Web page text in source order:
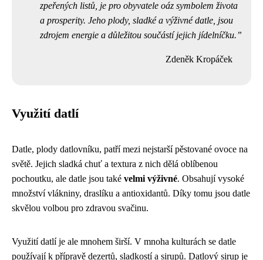
zpeřených listů, je pro obyvatele oáz symbolem života
a prosperity. Jeho plody, sladké a výživné datle, jsou
zdrojem energie a důležitou součástí jejich jídelníčku.
Zdeněk Kropáček
Využití datlí
Datle, plody datlovníku, patří mezi nejstarší pěstované ovoce na
světě. Jejich sladká chuť a textura z nich dělá oblíbenou
pochoutku, ale datle jsou také velmi výživné. Obsahují vysoké
množství vlákniny, draslíku a antioxidantů. Díky tomu jsou datle
skvělou volbou pro zdravou svačinu.
Využití datlí je ale mnohem širší. V mnoha kulturách se datle
používají k přípravě dezertů, sladkostí a sirupů. Datlový sirup je